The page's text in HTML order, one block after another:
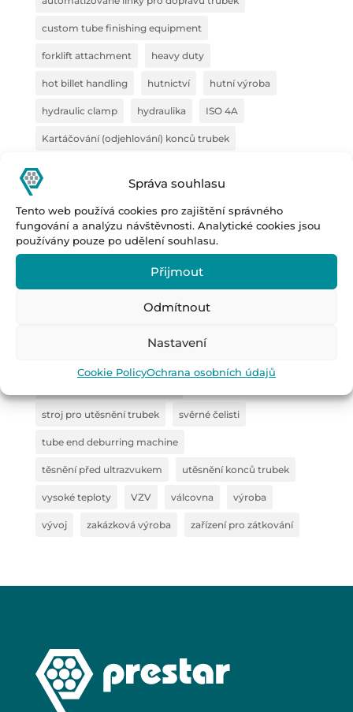
Správa souhlasu
Tento web používá cookies pro zajištění správného
fungování a analýzu návštěvnosti. Analytické cookies jsou
používány pouze po udělení souhlasu.
Přijmout
Odmítnout
Nastavení
Cookie PolicyOchrana osobních údajů
custom tube finishing equipment
forklift attachment heavy duty
hot billet handling hutnictví hutní výroba
hydraulic clamp hydraulika ISO 4A
Kartáčování (odjehlování) konců trubek
manipulace s ocelí
manipulační technika pipe deburring solution
pipe marking system
Prestar s.r.o.
Prestar tube processing machines
stroj pro utěsnění trubek svěrné čelisti
tube end deburring machine
těsnění před ultrazvukem utěsnění konců trubek
vysoké teploty VZV válcovna výroba
vývoj zakázková výroba zařízení pro zátkování